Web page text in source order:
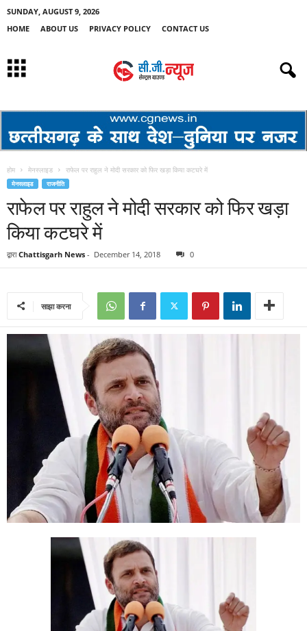
SUNDAY, AUGUST 9, 2026
HOME
ABOUT US PRIVACY POLICY CONTACT US
होम मेनस्लाइड राफेल पर राहुल ने मोदी सरकार को फिर खड़ा किया कटघरे में
मेनस्लाइड राजनीति
राफेल पर राहुल ने मोदी सरकार को फिर खड़ा
किया कटघरे में
द्वारा Chattisgarh News - December 14, 2018 0
साझा करना